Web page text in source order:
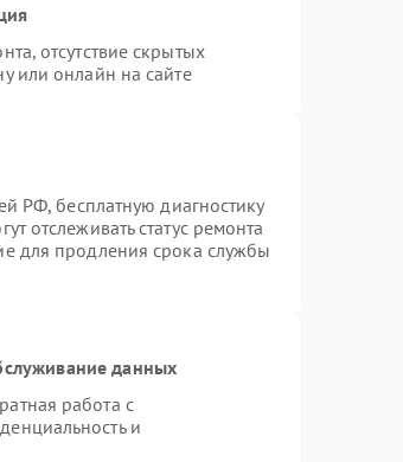
отсутствие скрытых
или онлайн на сайте
РФ, бесплатную диагностику
отслеживать статус ремонта
для продления срока службы
данных
работа с
и